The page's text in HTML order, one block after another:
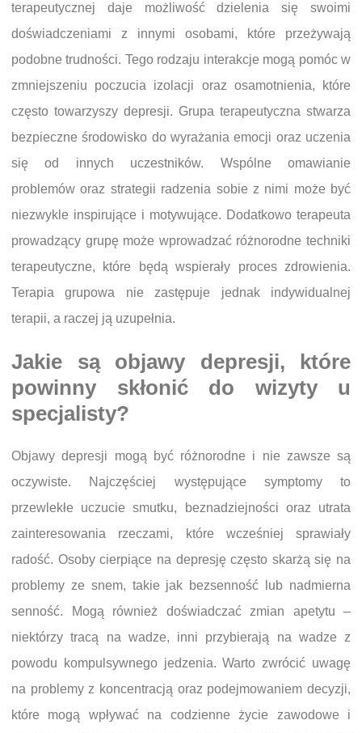
terapeutycznej daje możliwość dzielenia się swoimi
doświadczeniami z innymi osobami, które przeżywają
podobne trudności. Tego rodzaju interakcje mogą pomóc w
zmniejszeniu poczucia izolacji oraz osamotnienia, które
często towarzyszy depresji. Grupa terapeutyczna stwarza
bezpieczne środowisko do wyrażania emocji oraz uczenia
się od innych uczestników. Wspólne omawianie
problemów oraz strategii radzenia sobie z nimi może być
niezwykle inspirujące i motywujące. Dodatkowo terapeuta
prowadzący grupę może wprowadzać różnorodne techniki
terapeutyczne, które będą wspierały proces zdrowienia.
Terapia grupowa nie zastępuje jednak indywidualnej
terapii, a raczej ją uzupełnia.
Jakie są objawy depresji, które
powinny skłonić do wizyty u
specjalisty?
Objawy depresji mogą być różnorodne i nie zawsze są
oczywiste. Najczęściej występujące symptomy to
przewlekłe uczucie smutku, beznadziejności oraz utrata
zainteresowania rzeczami, które wcześniej sprawiały
radość. Osoby cierpiące na depresję często skarżą się na
problemy ze snem, takie jak bezsenność lub nadmierna
senność. Mogą również doświadczać zmian apetytu –
niektórzy tracą na wadze, inni przybierają na wadze z
powodu kompulsywnego jedzenia. Warto zwrócić uwagę
na problemy z koncentracją oraz podejmowaniem decyzji,
które mogą wpływać na codzienne życie zawodowe i